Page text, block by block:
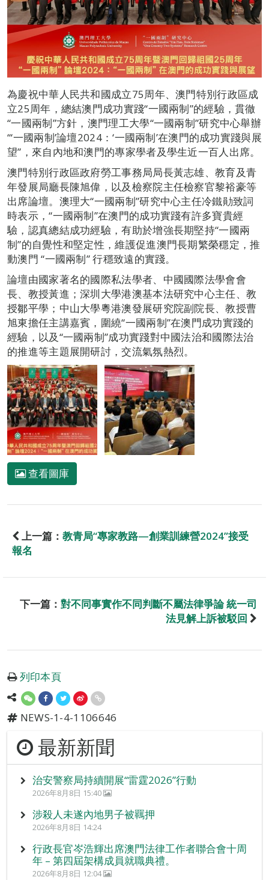
為慶祝中華人民共和國成立75周年、澳門特別行政區成
立25周年，總結澳門成功實踐“一國兩制”的經驗，貫徹
“一國兩制”方針，澳門理工大學“一國兩制”研究中心舉辦
“‘一國兩制’論壇2024：‘一國兩制’在澳門的成功實踐與展
望”，來自內地和澳門的專家學者及學生近一百人出席。
澳門特別行政區政府勞工事務局局長黃志雄、教育及青
年發展局廳長陳旭偉，以及檢察院主任檢察官黎裕豪等
出席論壇。澳理大“一國兩制”研究中心主任冷鐵勛致詞
時表示，“一國兩制”在澳門的成功實踐有許多寶貴經
驗，認真總結成功經驗，有助於增強長期堅持“一國兩
制”的自覺性和堅定性，維護促進澳門長期繁榮穩定，推
動澳門 “一國兩制” 行穩致遠的實踐。
論壇由國家著名的國際私法學者、中國國際法學會會
長、教授黃進；深圳大學港澳基本法研究中心主任、教
授鄒平學；中山大學粵港澳發展研究院副院長、教授曹
旭東擔任主講嘉賓，圍繞“一國兩制”在澳門成功實踐的
經驗，以及“一國兩制”成功實踐對中國法治和國際法治
的推進等主題展開研討，交流氣氛熱烈。
查看圖庫
上一篇： 教青局“專家教路—創業訓練營2024”接受
報名
下一篇： 對不同事實作不同判斷不屬法律爭論 統一司
法見解上訴被駁回
列印本頁
NEWS-1-4-1106646
最新新聞
治安警察局持續開展“雷霆2026”行動
2026年8月8日 15:40
涉殺人未遂內地男子被羈押
2026年8月8日 14:24
行政長官岑浩輝出席澳門法律工作者聯合會十周
年 – 第四屆架構成員就職典禮。
2026年8月8日 12:04